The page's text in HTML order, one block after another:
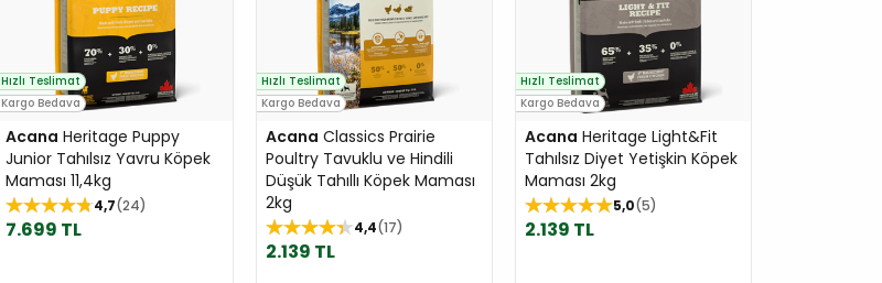
Kargo Bedava
Hızlı Teslimat
Acana Heritage Puppy
Junior Tahılsız Yavru Köpek
Maması 11,4kg
4,7 24
7.699 TL
Kargo Bedava
Hızlı Teslimat
Acana Classics Prairie
Poultry Tavuklu ve Hindili
Düşük Tahıllı Köpek Maması
2kg
4,4 17
2.139 TL
Kargo Bedava
Hızlı Teslimat
Acana Heritage Light&Fit
Tahılsız Diyet Yetişkin Köpek
Maması 2kg
5,0 5
2.139 TL